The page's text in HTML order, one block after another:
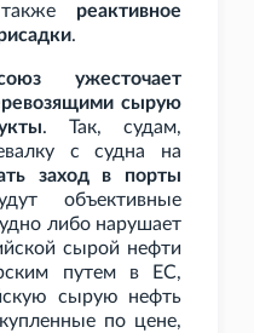
реактивное
.
ужесточает
сырую
. Так, судам,
с судна на
заход в порты
объективные
либо нарушает
сырой нефти
путем в ЕС,
сырую нефть
по цене,